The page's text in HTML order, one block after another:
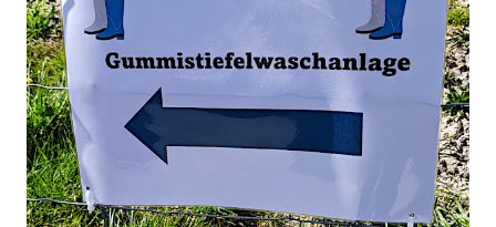
bei diversen Anfragen zu kontroversen Themen auf dem
Weg zu einer Antwort erst einmal Elons eigene Sicht der
Dinge auf Twitter abfragen und entscheidend relevant
verarbeiten muss. Das ist lächerlich und gefährlich
zugleich. Denn eine Information fehlt noch, Grok soll
künftig in den US-amerikanischen Behörden mitarbeiten,
zuvord...